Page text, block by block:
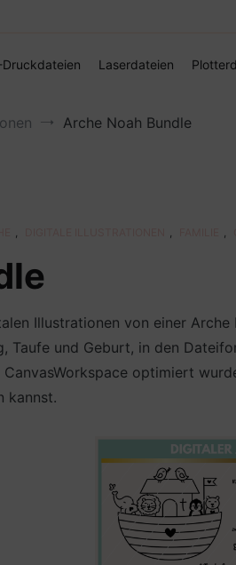
Laserdateien
Arche Noah Bundle
, , ,
Illustrationen von einer
Taufe und Geburt, in den
optimiert
kannst.